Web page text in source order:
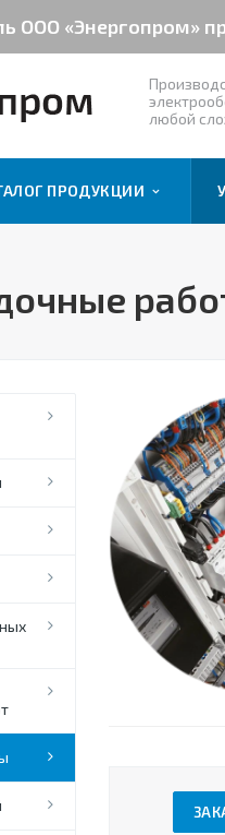
ООО «Энергопром»
любой
ПРОДУКЦИИ